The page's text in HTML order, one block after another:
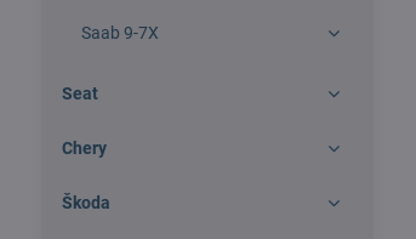
Saab 9-7X
Seat
Chery
Škoda